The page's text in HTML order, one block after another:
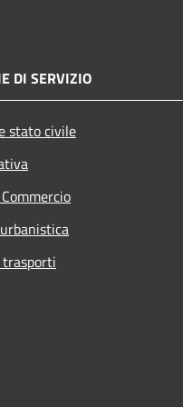
DI SERVIZIO
stato civile